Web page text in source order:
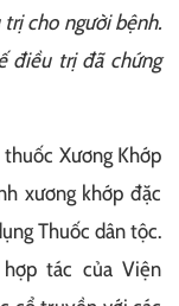
cho người bệnh.
điều trị đã chứng
Xương Khớp
xương khớp đặc
Thuốc dân tộc.
tác của Viện